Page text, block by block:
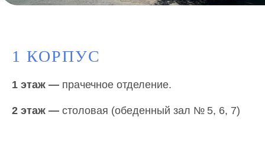
1 КОРПУС
1 этаж — прачечное отделение.
2 этаж — столовая (обеденный зал № 5, 6, 7)